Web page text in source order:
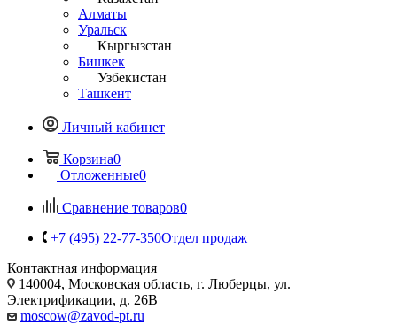
Алматы
Уральск
Кыргызстан
Бишкек
Узбекистан
Ташкент
Личный кабинет
Корзина0
Отложенные0
Сравнение товаров0
+7 (495) 22-77-350Отдел продаж
Контактная информация
140004, Московская область, г. Люберцы, ул.
Электрификации, д. 26В
moscow@zavod-pt.ru